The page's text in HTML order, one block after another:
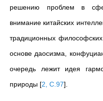
решению проблем в
внимание китайских
традиционных
основе даосизма,
очередь лежит идея
природы [2, С.97]